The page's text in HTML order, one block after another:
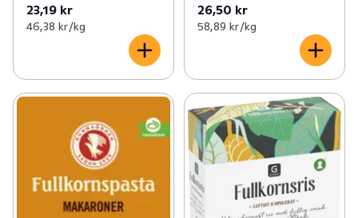
23,19 kr
46,38 kr /kg
26,50 kr
58,89 kr /kg